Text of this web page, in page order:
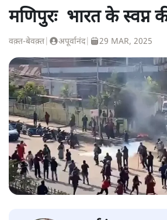
मणिपुरः भारत के स्वप्न
वक़्त-बेवक़्त अपूर्वानंद| 29 MAR, 2025